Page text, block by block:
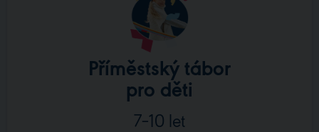
Příměstský tábor
pro děti
7–10 let